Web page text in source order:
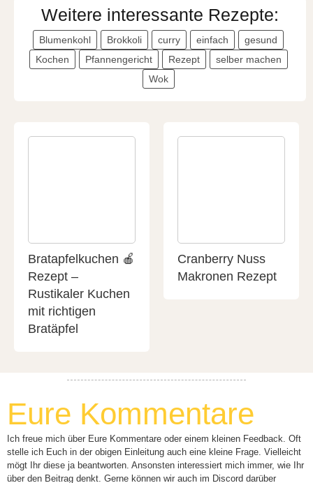
Weitere interessante Rezepte:
Blumenkohl Brokkoli curry einfach
gesund
Kochen
Pfannengericht Rezept
selber machen
Wok
Bratapfelkuchen 🍎
Rezept –
Rustikaler Kuchen
mit richtigen
Bratäpfel
Cranberry Nuss
Makronen Rezept
Eure Kommentare
Ich freue mich über Eure Kommentare oder einem kleinen Feedback. Oft
stelle ich Euch in der obigen Einleitung auch eine kleine Frage. Vielleicht
mögt Ihr diese ja beantworten. Ansonsten interessiert mich immer, wie Ihr
über den Beitrag denkt. Gerne können wir auch im Discord darüber